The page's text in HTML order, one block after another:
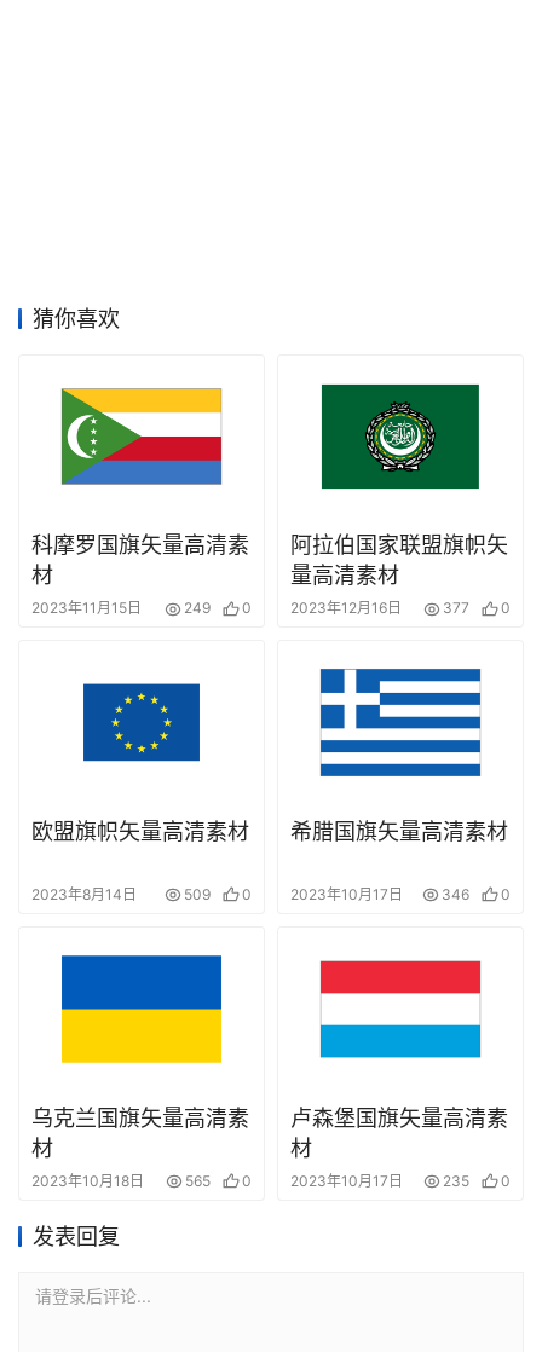
猜你喜欢
科摩罗国旗矢量高清素
材
2023年11月15日 249 0
阿拉伯国家联盟旗帜矢
量高清素材
2023年12月16日 377 0
欧盟旗帜矢量高清素材
2023年8月14日 509 0
希腊国旗矢量高清素材
2023年10月17日 346 0
乌克兰国旗矢量高清素
材
2023年10月18日 565 0
卢森堡国旗矢量高清素
材
2023年10月17日 235 0
发表回复
请登录后评论...